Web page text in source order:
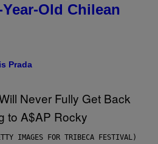
Old Chilean
Prada
IMAGES FOR TRIBECA FESTIVAL)